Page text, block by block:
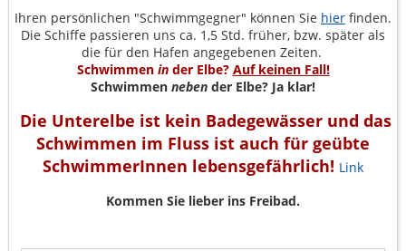
Ihren persönlichen "Schwimmgegner" können Sie hier finden.
Die Schiffe passieren uns ca. 1,5 Std. früher, bzw. später als
die für den Hafen angegebenen Zeiten.
Schwimmen inder Elbe? Auf keinen Fall!
Schwimmen neben der Elbe? Ja klar!
Die Unterelbe ist kein Badegewässer und das
Schwimmen im Fluss ist auch für geübte
SchwimmerInnen lebensgefährlich! Link
Kommen Sie lieber ins Freibad.